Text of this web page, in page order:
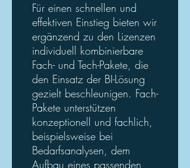
Für einen schnellen und
effektiven Einstieg bieten wir
ergänzend zu den Lizenzen
individuell kombinierbare
Fach- und Tech-Pakete, die
den Einsatz der BI-Lösung
gezielt beschleunigen. Fach-
Pakete unterstützen
konzeptionell und fachlich,
beispielsweise bei
Bedarfsanalysen, dem
Aufbau eines passenden